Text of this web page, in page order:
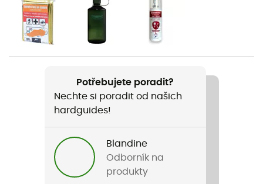
Pohlaví
Dětské
Název produktu
Kompatibilní systém hydratace
Potřebujete poradit?
Nechte si poradit od našich
hardguides!
Blandine
Odborník na
produkty